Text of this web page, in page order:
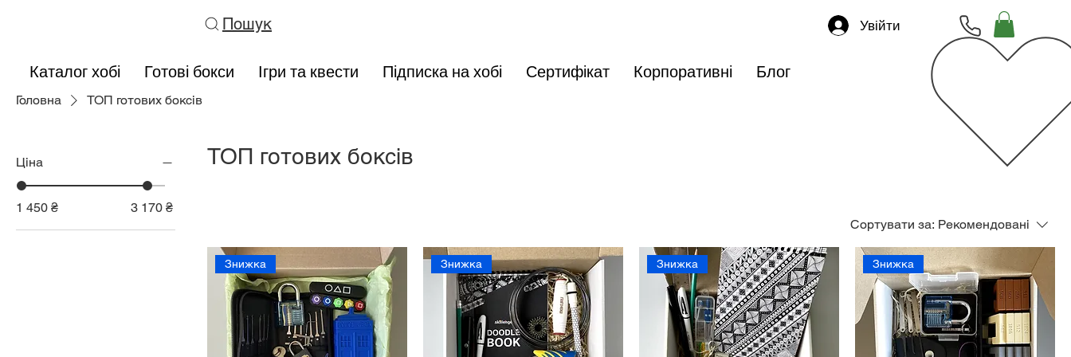
Пошук Увійти
Каталог хобі Готові бокси Ігри та квести Підписка на хобі Сертифікат Корпоративні Блог
Головна ТОП готових боксів
Ціна
1 450 ₴ 3 170 ₴
ТОП готових боксів
Сортувати за: Рекомендовані
Знижка Знижка Знижка Знижка